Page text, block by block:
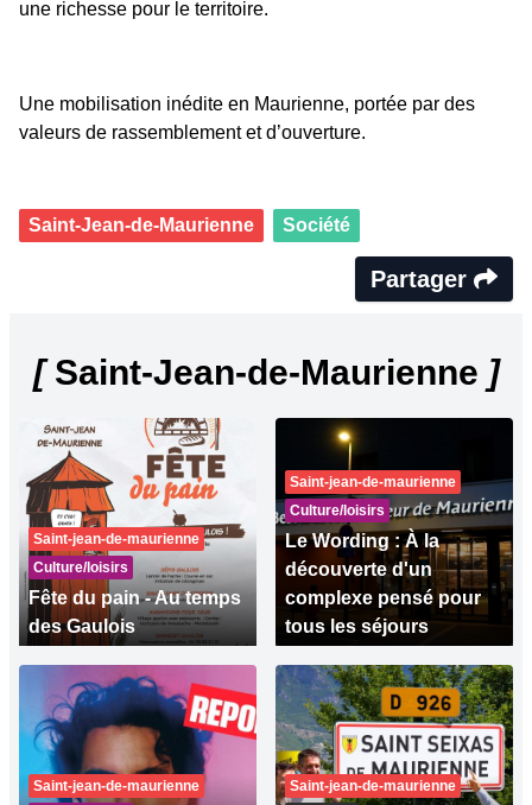
une richesse pour le territoire.
Une mobilisation inédite en Maurienne, portée par des
valeurs de rassemblement et d’ouverture.
Saint-Jean-de-Maurienne Société
Partager
[Saint-Jean-de-Maurienne ]
Saint-jean-de-maurienne
Culture/loisirs
Fête du pain - Au temps
des Gaulois
Saint-jean-de-maurienne
Culture/loisirs
Le Wording : À la
découverte d'un
complexe pensé pour
tous les séjours
Saint-jean-de-maurienne
Saint-jean-de-maurienne